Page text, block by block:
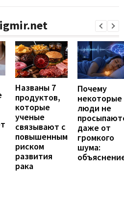
Названы 7
продуктов,
которые
ученые
связывают с
повышенным
риском
развития
рака
Почему
некоторые
люди не
даже от
громкого
шума: